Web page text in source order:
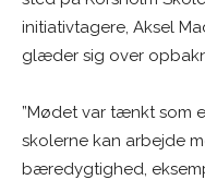
initiativtagere, Aksel
glæder sig over
”Mødet var tænkt som
skolerne kan arbejde
bæredygtighed,